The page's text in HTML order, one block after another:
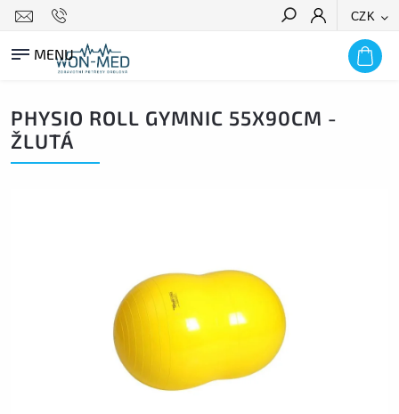
CZK
HLEDAT
PHYSIO ROLL GYMNIC 55X90CM -
ŽLUTÁ